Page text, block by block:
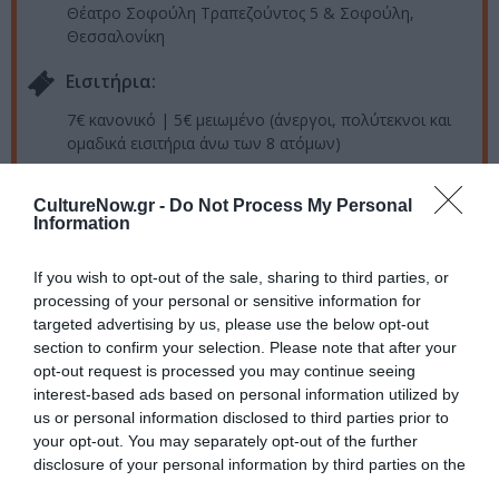
CultureNow.gr - Do Not Process My Personal
Information
If you wish to opt-out of the sale, sharing to third parties, or
processing of your personal or sensitive information for
targeted advertising by us, please use the below opt-out
section to confirm your selection. Please note that after your
opt-out request is processed you may continue seeing
interest-based ads based on personal information utilized by
us or personal information disclosed to third parties prior to
your opt-out. You may separately opt-out of the further
disclosure of your personal information by third parties on the
Θέατρο Σοφούλη Τραπεζούντος 5 & Σοφούλη,
Θεσσαλονίκη
Eισιτήρια:
7€ κανονικό | 5€ μειωμένο (άνεργοι, πολύτεκνοι και
ομαδικά εισιτήρια άνω των 8 ατόμων)
viva.gr
Πληροφορίες / Κρατήσεις:
Τηλ.: 6988 331 511 (καθημερινά, 14:00 – 21:00)
Ακολουθήστε το Culturenow.gr στοGoogle News
μάθετε πρώτοι όλες τις ειδήσεις
Δείτε όλα τα τελευταία νέαγια την Τέχνη και τον